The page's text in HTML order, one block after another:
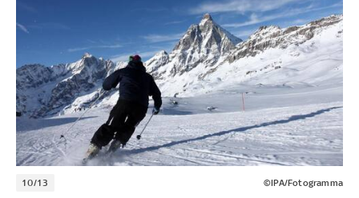
10/13 ©IPA/Fotogramma